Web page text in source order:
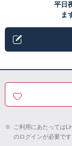
平日
ま
※ ご利用にあたっては
のログインが必要です